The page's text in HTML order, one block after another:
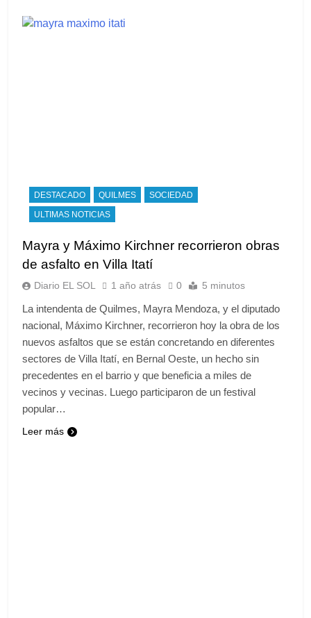
DESTACADO QUILMES
SOCIEDAD
ULTIMAS NOTICIAS
Mayra y Máximo Kirchner recorrieron obras
de asfalto en Villa Itatí
Diario EL SOL 1 año atrás 0 5 minutos
La intendenta de Quilmes, Mayra Mendoza, y el diputado
nacional, Máximo Kirchner, recorrieron hoy la obra de los
nuevos asfaltos que se están concretando en diferentes
sectores de Villa Itatí, en Bernal Oeste, un hecho sin
precedentes en el barrio y que beneficia a miles de
vecinos y vecinas. Luego participaron de un festival
popular…
Leer más